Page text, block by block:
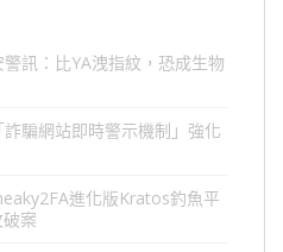
訊：比YA洩指紋，恐成生物
騙網站即時警示機制」強化
進化版Kratos釣魚平
案